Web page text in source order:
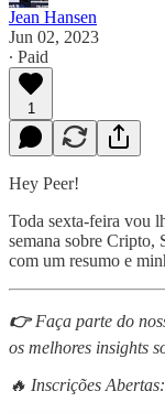
Jean Hansen
Jun 02, 2023
∙ Paid
1
Hey Peer!
Toda sexta-feira vou
semana sobre Cripto,
com um resumo e
👉Faça parte do
os melhores insights
🔥 Inscrições Abertas: